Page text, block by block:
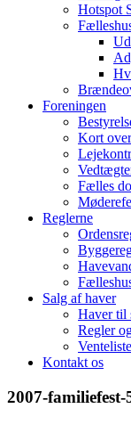
Hotspot
Foreningen
Kort
Fælles
Reglerne
Salg af haver
Haver til
Regler
Venteliste
Kontakt os
2007-familiefest-